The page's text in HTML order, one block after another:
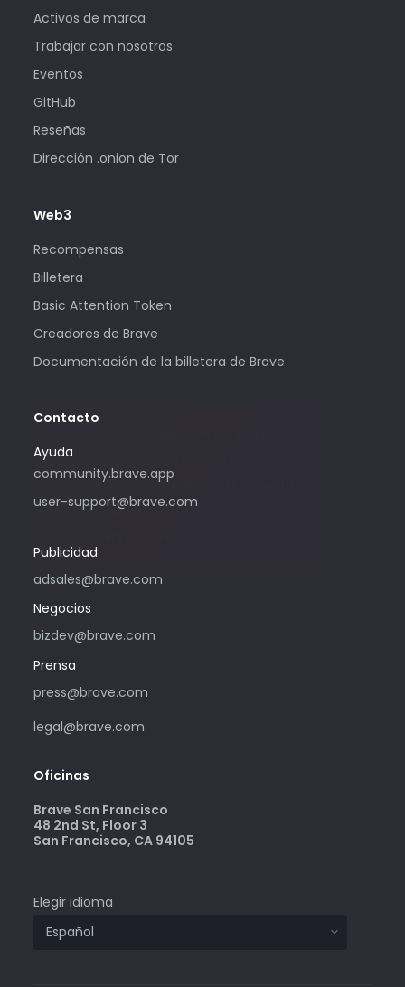
Activos de marca
Trabajar con nosotros
Eventos
GitHub
Reseñas
Dirección .onion de Tor
Web3
Recompensas
Billetera
Basic Attention Token
Creadores de Brave
Documentación de la billetera de Brave
Contacto
Ayuda
community.brave.app
user-support@brave.com
Publicidad
adsales@brave.com
electrónico si le interesa comprar
publicidad mediante Brave. Si necesita
ayuda, ingrese a
Negocios
bizdev@brave.com
Prensa
press@brave.com
legal@brave.com
Oficinas
Brave San Francisco
48 2nd St, Floor 3
San Francisco, CA 94105
Elegir idioma